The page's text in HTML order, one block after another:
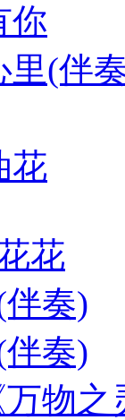
你
里(伴
花
花
奏)
奏)
物之